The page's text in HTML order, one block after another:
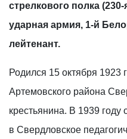
стрелкового полка
ударная армия, 1-й
лейтенант.
Родился 15 октября 1923
Артемовского района
крестьянина. В 1939 году
в Свердловское